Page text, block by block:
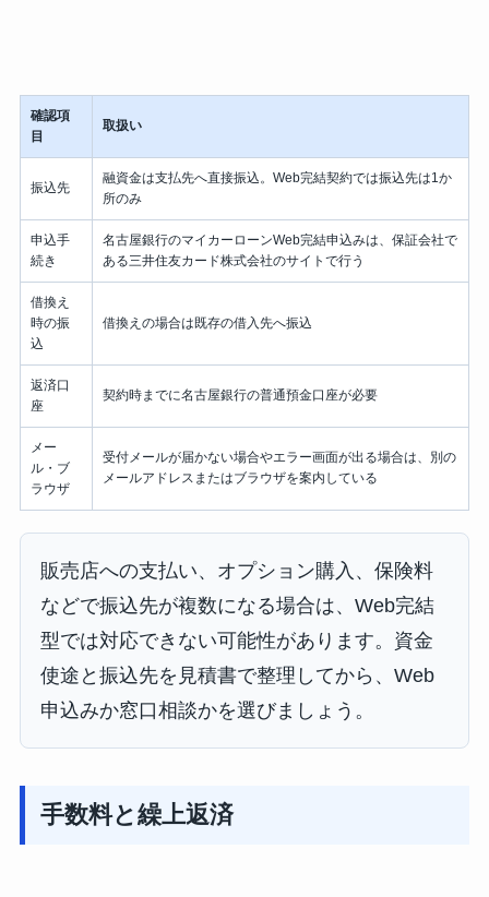
確認項
目
取扱い
振込先
融資金は支払先へ直接振込。Web完結契約では振込先は1か
所のみ
申込手
続き
名古屋銀行のマイカーローンWeb完結申込みは、保証会社で
ある三井住友カード株式会社のサイトで行う
借換え
時の振
込
借換えの場合は既存の借入先へ振込
返済口
座
契約時までに名古屋銀行の普通預金口座が必要
メー
ル・ブ
ラウザ
受付メールが届かない場合やエラー画面が出る場合は、別の
メールアドレスまたはブラウザを案内している
販売店への支払い、オプション購入、保険料
などで振込先が複数になる場合は、Web完結
型では対応できない可能性があります。資金
使途と振込先を見積書で整理してから、Web
申込みか窓口相談かを選びましょう。
手数料と繰上返済